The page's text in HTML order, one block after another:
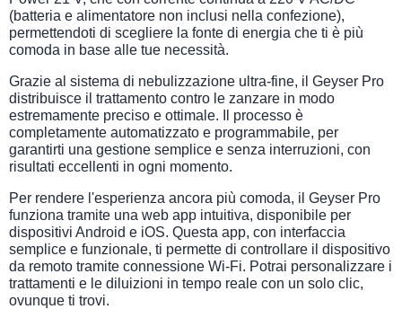
(batteria e alimentatore non inclusi nella confezione),
permettendoti di scegliere la fonte di energia che ti è più
comoda in base alle tue necessità.
Grazie al sistema di nebulizzazione ultra-fine, il Geyser Pro
distribuisce il trattamento contro le zanzare in modo
estremamente preciso e ottimale. Il processo è
completamente automatizzato e programmabile, per
garantirti una gestione semplice e senza interruzioni, con
risultati eccellenti in ogni momento.
Per rendere l'esperienza ancora più comoda, il Geyser Pro
funziona tramite una web app intuitiva, disponibile per
dispositivi Android e iOS. Questa app, con interfaccia
semplice e funzionale, ti permette di controllare il dispositivo
da remoto tramite connessione Wi-Fi. Potrai personalizzare i
trattamenti e le diluizioni in tempo reale con un solo clic,
ovunque ti trovi.